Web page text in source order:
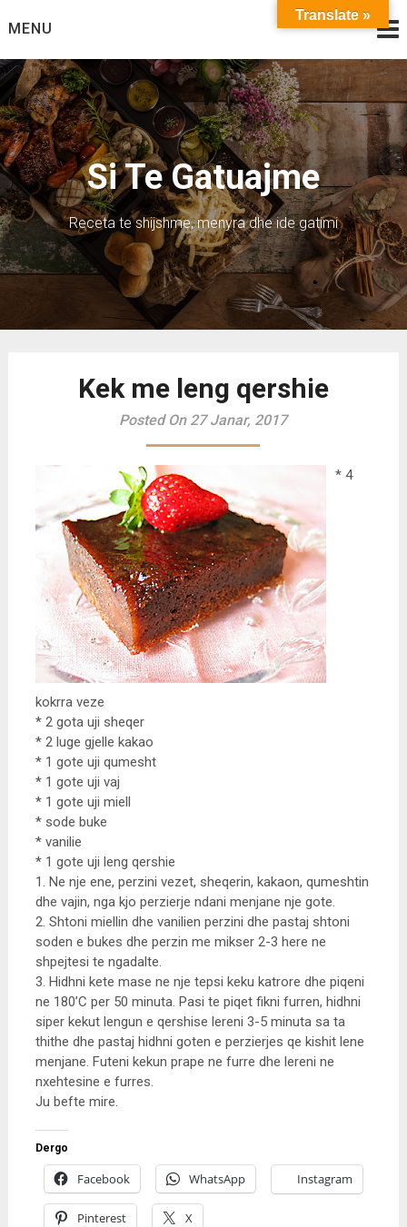
toMENU
Si Te Gatuajme
Receta te shijshme, menyra dhe ide gatimi
Kek me leng qershie
Posted On 27 Janar, 2017
* 4
kokrra veze
* 2 gota uji sheqer
* 2 luge gjelle kakao
* 1 gote uji qumesht
* 1 gote uji vaj
* 1 gote uji miell
* sode buke
* vanilie
* 1 gote uji leng qershie
1. Ne nje ene, perzini vezet, sheqerin, kakaon, qumeshtin
dhe vajin, nga kjo perzierje ndani menjane nje gote.
2. Shtoni miellin dhe vanilien perzini dhe pastaj shtoni
soden e bukes dhe perzin me mikser 2-3 here ne
shpejtesi te ngadalte.
3. Hidhni kete mase ne nje tepsi keku katrore dhe piqeni
ne 180’C per 50 minuta. Pasi te piqet fikni furren, hidhni
siper kekut lengun e qershise lereni 3-5 minuta sa ta
thithe dhe pastaj hidhni goten e perzierjes qe kishit lene
menjane. Futeni kekun prape ne furre dhe lereni ne
nxehtesine e furres.
Ju befte mire.
Dergo
Facebook WhatsApp Instagram
Pinterest X
Translate »